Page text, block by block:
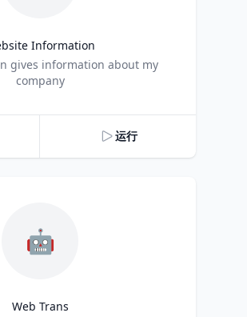
Information
gives information about my
company
运行
🤖
Web Trans